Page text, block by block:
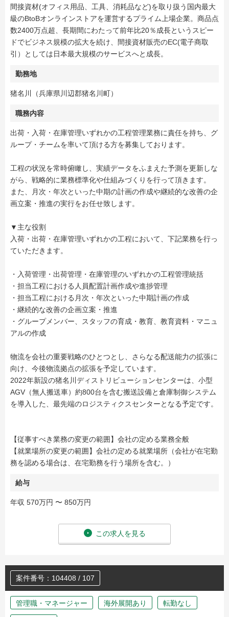
間接資材(オフィス用品、工具、消耗品など)を取り扱う国内最大
級のBtoBオンラインストアを運営するプライム上場企業。商品点
数2400万点超、長期間にわたって前年比20％成長というスピー
ドでビジネス規模の拡大を続け、間接資材販売のEC(電子商取
引）としては日本最大規模のサービスへと成長。
勤務地
猪名川（兵庫県川辺郡猪名川町）
職務内容
出荷・入荷・在庫管理いずれかの工程管理業務に責任を持ち、グ
ループ・チームを率いて頂ける方を募集しております。
工程の状況を常時俯瞰し、実績データをふまえた予測を更新しな
がら、戦略的に業務標準化や仕組みづくりを行って頂きます。
また、月次・年次といった中期の計画の作成や継続的な改善の企
画立案・推進の実行をお任せ致します。
▼主な役割
入荷・出荷・在庫管理いずれかの工程において、下記業務を行っ
ていただきます。
・入荷管理・出荷管理・在庫管理のいずれかの工程管理統括
・担当工程における人員配置計画作成や進捗管理
・担当工程における月次・年次といった中期計画の作成
・継続的な改善の企画立案・推進
・グループメンバー、スタッフの育成・教育、教育資料・マニュ
アルの作成
物流を会社の重要戦略のひとつとし、さらなる配送能力の拡張に
向け、今後物流拠点の拡張を予定しています。
2022年新設の猪名川ディストリビューションセンターは、小型
AGV（無人搬送車）約800台を含む搬送設備と倉庫制御システム
を導入した、最先端のロジスティクスセンターとなる予定です。
【従事すべき業務の変更の範囲】会社の定める業務全般
【就業場所の変更の範囲】会社の定める就業場所（会社が在宅勤
務を認める場合は、在宅勤務を行う場所を含む。）
給与
年収 570万円 〜 850万円
この求人を見る
案件番号：104408 / 107
管理職・マネージャー 海外展開あり 転勤なし